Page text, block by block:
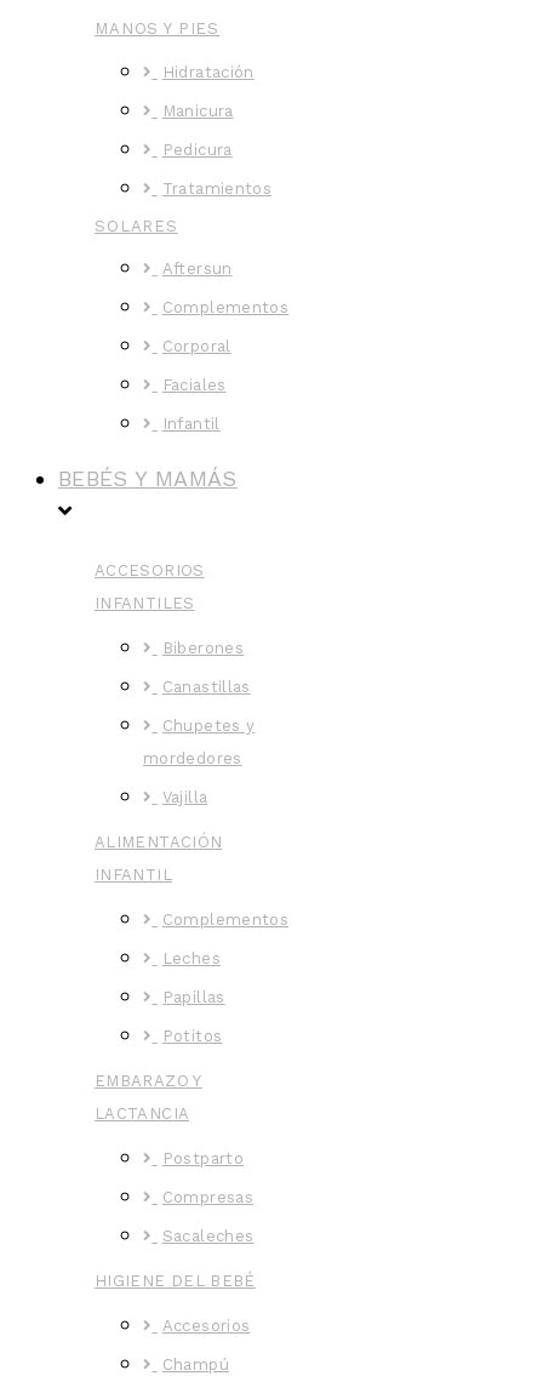
MANOS Y PIES
Hidratación
Manicura
Pedicura
Tratamientos
SOLARES
Aftersun
Complementos
Corporal
Faciales
Infantil
BEBÉS Y MAMÁS
ACCESORIOS
INFANTILES
Biberones
Canastillas
Chupetes y
mordedores
Vajilla
ALIMENTACIÓN
INFANTIL
Complementos
Leches
Papillas
Potitos
EMBARAZO Y
LACTANCIA
Postparto
Compresas
Sacaleches
HIGIENE DEL BEBÉ
Accesorios
Champú